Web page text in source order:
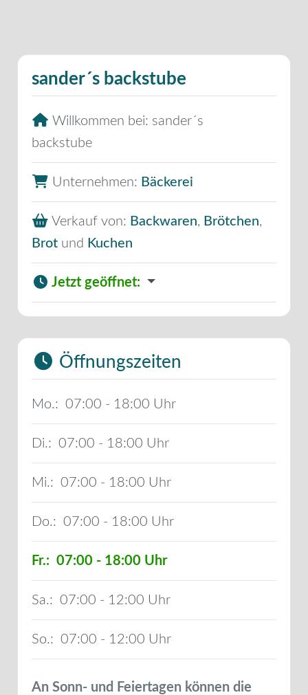
sander´s backstube
Willkommen bei: sander´s
backstube
Unternehmen: Bäckerei
Verkauf von: Backwaren, Brötchen,
Brot und Kuchen
Jetzt geöffnet:
Öffnungszeiten
Mo.: 07:00 - 18:00
Di.: 07:00 - 18:00
Mi.: 07:00 - 18:00
Do.: 07:00 - 18:00
Fr.: 07:00 - 18:00
Sa.: 07:00 - 12:00
So.: 07:00 - 12:00
An Sonn- und Feiertagen können die